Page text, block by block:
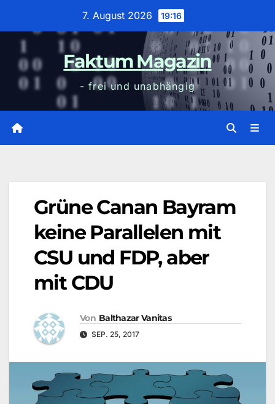
7. August 2026 19:16
Faktum Magazin
- frei und unabhängig
Grüne Canan Bayram
keine Parallelen mit
CSU und FDP, aber
mit CDU
Von Balthazar Vanitas
SEP. 25, 2017